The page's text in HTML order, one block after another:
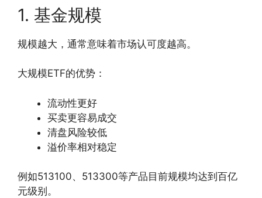
1. 基金规模
规模越大，通常意味着市场认可度越高。
大规模ETF的优势：
流动性更好
买卖更容易成交
清盘风险较低
溢价率相对稳定
例如513100、513300等产品目前规模均达到百亿
元级别。